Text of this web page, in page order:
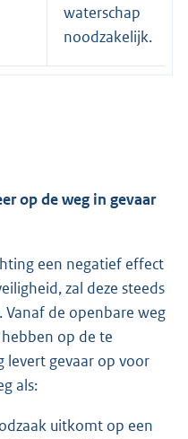
waterschap
noodzakelijk.
op de weg in gevaar
een negatief effect
zal deze steeds
de openbare weg
op de te
levert gevaar op voor
als:
uitkomt op een